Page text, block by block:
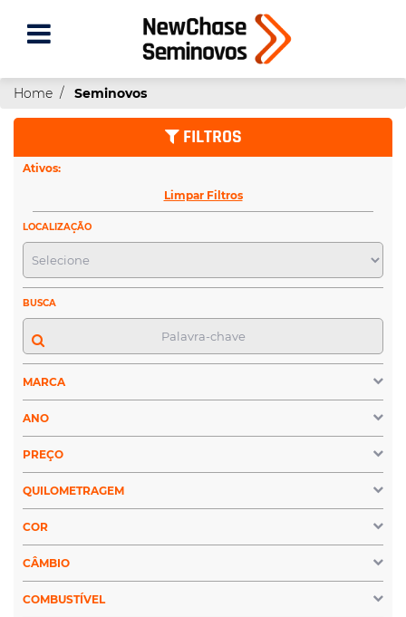
Home Seminovos
FILTROS
Ativos:
Limpar Filtros
LOCALIZAÇÃO
BUSCA
MARCA
ANO
PREÇO
QUILOMETRAGEM
COR
CÂMBIO
COMBUSTÍVEL